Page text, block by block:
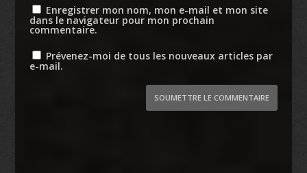
Enregistrer mon nom, mon e-mail et mon site
dans le navigateur pour mon prochain
commentaire.
Prévenez-moi de tous les nouveaux articles par
e-mail.
SOUMETTRE LE COMMENTAIRE